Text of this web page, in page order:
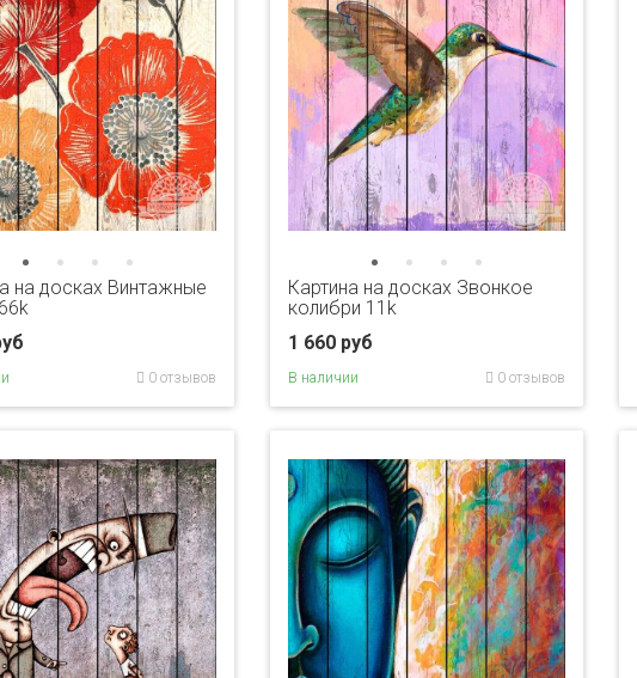
на досках Винтажные
0 отзывов
Картина на досках Звонкое
колибри 11k
1 660 руб
В наличии 0 отзывов